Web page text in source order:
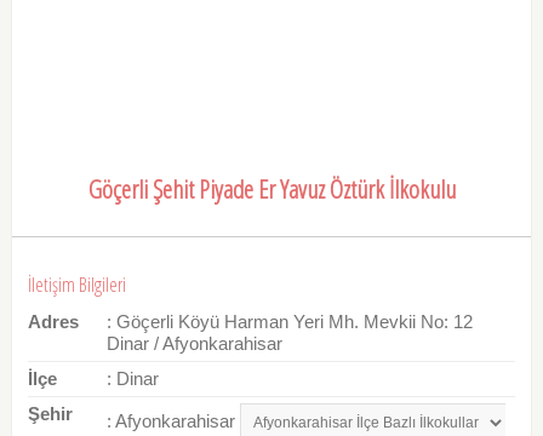
Göçerli Şehit Piyade Er Yavuz Öztürk İlkokulu
İletişim Bilgileri
Adres
: Göçerli Köyü Harman Yeri Mh. Mevkii No: 12
Dinar / Afyonkarahisar
İlçe
: Dinar
Şehir
: Afyonkarahisar